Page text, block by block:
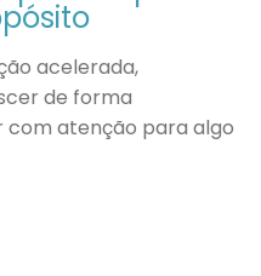
acelerada,
de forma
atenção para algo